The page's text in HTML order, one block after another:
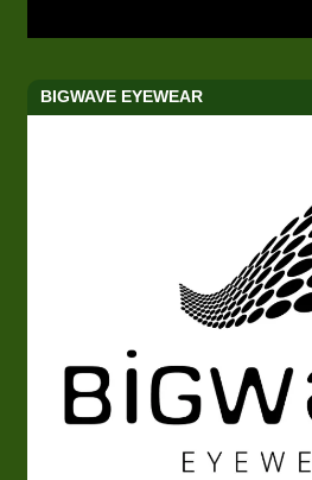
BIGWAVE EYEWEAR